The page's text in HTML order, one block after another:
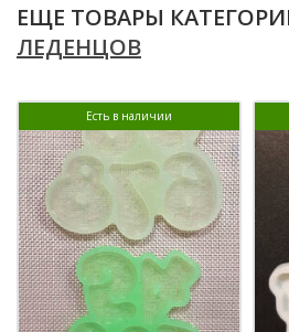
ЕЩЕ ТОВАРЫ
ЛЕДЕНЦОВ
Есть в наличии